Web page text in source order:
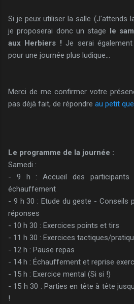
Si je peux utiliser la salle (J'attends
je proposerai donc un stage le
aux Herbiers ! Je serai
pour une journée plus ludique...
Merci de me confirmer votre
pas déjà fait, de répondre au petit
Le programme de la journée :
Samedi :
- 9 h : Accueil des participants
échauffement
- 9 h 30 : Etude du geste - Conseils
réponses
- 10 h 30 : Exercices points et tirs
- 11 h 30 : Exercices tactiques/
- 12 h : Pause repas
- 14 h : Échauffement et reprise
- 15 h : Exercice mental (Si si !)
- 15 h 30 : Parties en tête à tête
!